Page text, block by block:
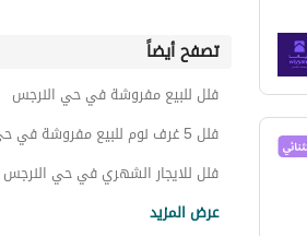
تصفح أيضاً
فلل للبيع مفروشة في حي النرجس
فلل 5 غرف نوم للبيع مفروشة في حي النرجس
فلل للايجار الشهري في حي النرجس
عرض المزيد